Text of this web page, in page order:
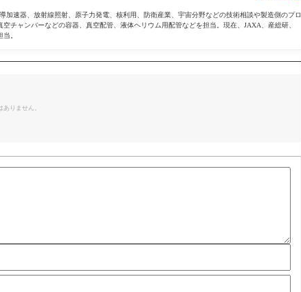
速器、放射線照射、原子力発電、核利用、防衛産業、宇宙分野などの技術相談や製造側のプロ
チャンバーなどの容器、真空配管、液体ヘリウム用配管などを担当。現在、JAXA、産総研、
。
ありません。